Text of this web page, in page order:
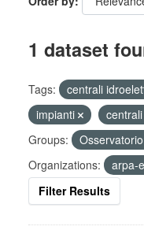
1 dataset
Tags: centrali
impianti
Groups:
Organizations:
arpa-
Filter Results